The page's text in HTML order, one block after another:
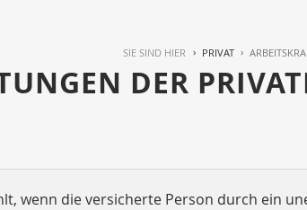
SIE SIND HIER PRIVAT
DER
wenn die versicherte Person durch ein